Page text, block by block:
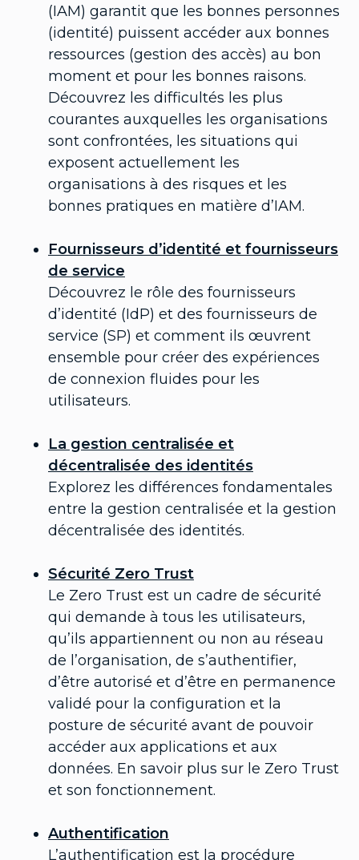
(IAM) garantit que les bonnes personnes
(identité) puissent accéder aux bonnes
ressources (gestion des accès) au bon
moment et pour les bonnes raisons.
Découvrez les difficultés les plus
courantes auxquelles les organisations
sont confrontées, les situations qui
exposent actuellement les
organisations à des risques et les
bonnes pratiques en matière d’IAM.
Fournisseurs d’identité et fournisseurs
de service
Découvrez le rôle des fournisseurs
d’identité (IdP) et des fournisseurs de
service (SP) et comment ils œuvrent
ensemble pour créer des expériences
de connexion fluides pour les
utilisateurs.
La gestion centralisée et
décentralisée des identités
Explorez les différences fondamentales
entre la gestion centralisée et la gestion
décentralisée des identités.
Sécurité Zero Trust
Le Zero Trust est un cadre de sécurité
qui demande à tous les utilisateurs,
qu’ils appartiennent ou non au réseau
de l’organisation, de s’authentifier,
d’être autorisé et d’être en permanence
validé pour la configuration et la
posture de sécurité avant de pouvoir
accéder aux applications et aux
données. En savoir plus sur le Zero Trust
et son fonctionnement.
Authentification
L’authentification est la procédure